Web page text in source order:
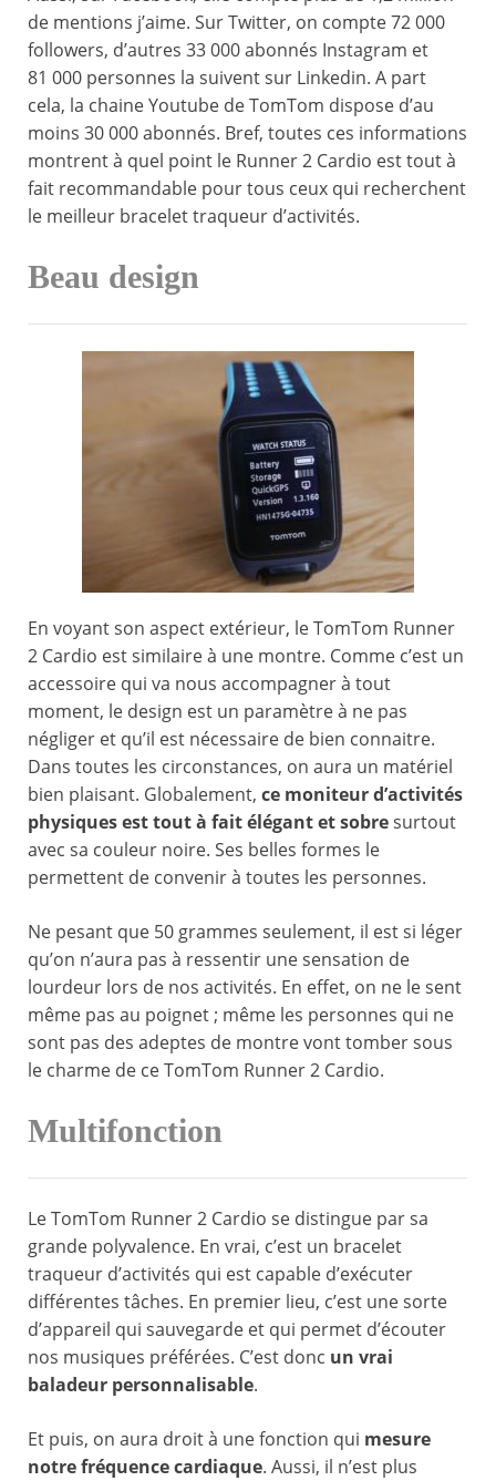
de mentions j’aime. Sur Twitter, on compte 72 000
followers, d’autres 33 000 abonnés Instagram et
81 000 personnes la suivent sur Linkedin. A part
cela, la chaine Youtube de TomTom dispose d’au
moins 30 000 abonnés. Bref, toutes ces informations
montrent à quel point le Runner 2 Cardio est tout à
fait recommandable pour tous ceux qui recherchent
le meilleur bracelet traqueur d’activités.
Beau design
En voyant son aspect extérieur, le TomTom Runner
2 Cardio est similaire à une montre. Comme c’est un
accessoire qui va nous accompagner à tout
moment, le design est un paramètre à ne pas
négliger et qu’il est nécessaire de bien connaitre.
Dans toutes les circonstances, on aura un matériel
bien plaisant. Globalement, ce moniteur d’activités
physiques est tout à fait élégantet sobresurtout
avec sa couleur noire. Ses belles formes le
permettent de convenir à toutes les personnes.
Ne pesant que 50 grammes seulement, il est si léger
qu’on n’aura pas à ressentir une sensation de
lourdeur lors de nos activités. En effet, on ne le sent
même pas au poignet ; même les personnes qui ne
sont pas des adeptes de montre vont tomber sous
le charme de ce TomTom Runner 2 Cardio.
Multifonction
Le TomTom Runner 2 Cardio se distingue par sa
grande polyvalence. En vrai, c’est un bracelet
traqueur d’activités qui est capable d’exécuter
différentes tâches. En premier lieu, c’est une sorte
d’appareil qui sauvegarde et qui permet d’écouter
nos musiques préférées. C’est donc un vrai
baladeur personnalisable.
Et puis, on aura droit à une fonction qui mesure
notre fréquence cardiaque. Aussi, il n’est plus